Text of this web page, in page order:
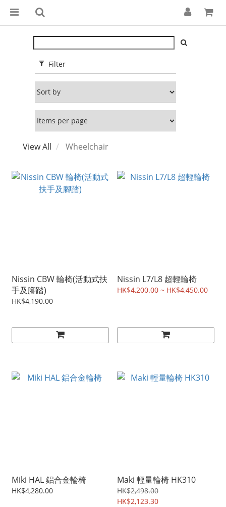
Filter
View All Wheelchair
Nissin CBW 輪椅(活動式扶
手及腳踏)
HK$4,190.00
Nissin L7/L8 超輕輪椅
HK$4,200.00 ~ HK$4,450.00
Miki HAL 鋁合金輪椅
HK$4,280.00
Maki 輕量輪椅 HK310
HK$2,498.00
HK$2,123.30